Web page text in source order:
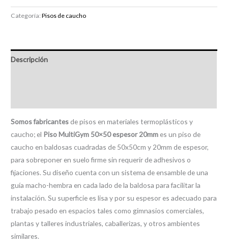
Categoría:Pisos de caucho
Descripción
Somos fabricantes de pisos en materiales termoplásticos y
caucho; el Piso MultiGym 50×50 espesor 20mm es un piso de
caucho en baldosas cuadradas de 50x50cm y 20mm de espesor,
para sobreponer en suelo firme sin requerir de adhesivos o
fijaciones. Su diseño cuenta con un sistema de ensamble de una
guía macho-hembra en cada lado de la baldosa para facilitar la
instalación. Su superficie es lisa y por su espesor es adecuado para
trabajo pesado en espacios tales como gimnasios comerciales,
plantas y talleres industriales, caballerizas, y otros ambientes
similares.